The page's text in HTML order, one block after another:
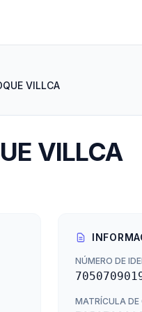
VILLCA
VILLCA
NÚMERO DE
MATRÍCULA DE